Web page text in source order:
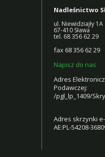
Nadleśnictwo
ul. Niewidziajły 1A
67-410 Sława
tel. 68 356 62 29
fax 68 356 62 29
Napisz do nas
Adres
Podawczej:
/pgl_lp_1409/
Adres skrzynki
AE:PL-54208-